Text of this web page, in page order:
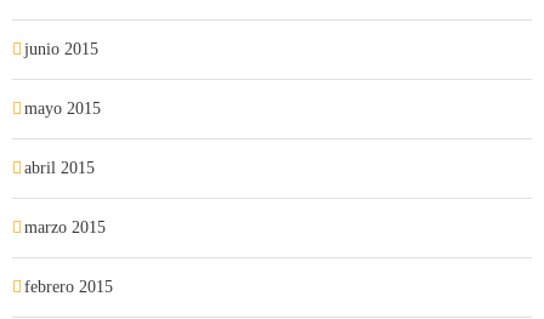
junio 2015
mayo 2015
abril 2015
marzo 2015
febrero 2015